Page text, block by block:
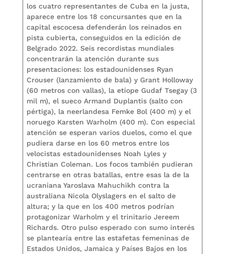
los cuatro representantes de Cuba en la justa,
aparece entre los 18 concursantes que en la
capital escocesa defenderán los reinados en
pista cubierta, conseguidos en la edición de
Belgrado 2022. Seis recordistas mundiales
concentrarán la atención durante sus
presentaciones: los estadounidenses Ryan
Crouser (lanzamiento de bala) y Grant Holloway
(60 metros con vallas), la etíope Gudaf Tsegay (3
mil m), el sueco Armand Duplantis (salto con
pértiga), la neerlandesa Femke Bol (400 m) y el
noruego Karsten Warholm (400 m). Con especial
atención se esperan varios duelos, como el que
pudiera darse en los 60 metros entre los
velocistas estadounidenses Noah Lyles y
Christian Coleman. Los focos también pudieran
centrarse en otras batallas, entre esas la de la
ucraniana Yaroslava Mahuchikh contra la
australiana Nicola Olyslagers en el salto de
altura; y la que en los 400 metros podrían
protagonizar Warholm y el trinitario Jereem
Richards. Otro pulso esperado con sumo interés
se plantearía entre las estafetas femeninas de
Estados Unidos, Jamaica y Países Bajos en los